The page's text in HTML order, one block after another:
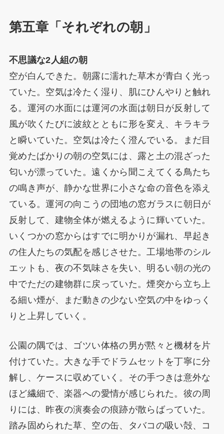
第五章「それぞれの朝」
不思議な2人組の朝
空が白んできた。朝露に濡れた草木が青白く光っ
ていた。空気は冷たく湿り、肌にひんやりと触れ
る。運河の水面には運河の水面は朝日が反射して
風が吹くたびに波紋とともに形を変え、キラキラ
と瞬いていた。空気は冷たく澄んでいる。まだ目
覚めたばかりの朝の空気には、露と土の混ざった
匂いが漂っていた。遠くから聞こえてくる鳥たち
の鳴き声が、静かな世界に小さな命の音色を添え
ている。運河の向こうの団地の窓ガラスに朝日が
反射して、建物全体が燃えるように輝いていた。
いくつかの窓からはすでに明かりが漏れ、早起き
の住人たちの気配を感じさせた。工場地帯のシル
エットも、夜の不気味さを失い、明るい朝の光の
中でただの建物群に戻っていた。煙突から立ち上
る細い煙が、まだ動きの少ない空気の中をゆっく
りと上昇していく。
公園の隅では、ゴツい体格の男が黙々と機材を片
付けていた。大きな手でドラムセットを丁寧に分
解し、ケースに収めていく。その手つきは意外な
ほど繊細で、楽器への愛情が感じられた。彼の周
りには、昨夜の演奏会の痕跡が散らばっていた。
踏み固められた草、空の缶、タバコの吸い殻、コ